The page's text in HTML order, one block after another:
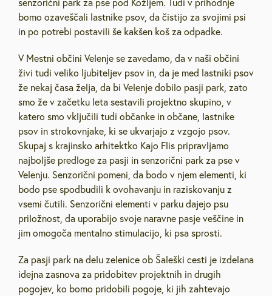
senzorični park za pse pod Kožljem. Tudi v prihodnje
bomo ozaveščali lastnike psov, da čistijo za svojimi psi
in po potrebi postavili še kakšen koš za odpadke.
V Mestni občini Velenje se zavedamo, da v naši občini
živi tudi veliko ljubiteljev psov in, da je med lastniki psov
že nekaj časa želja, da bi Velenje dobilo pasji park, zato
smo že v začetku leta sestavili projektno skupino, v
katero smo vključili tudi občanke in občane, lastnike
psov in strokovnjake, ki se ukvarjajo z vzgojo psov.
Skupaj s krajinsko arhitektko Kajo Flis pripravljamo
najboljše predloge za pasji in senzorični park za pse v
Velenju. Senzorični pomeni, da bodo v njem elementi, ki
bodo pse spodbudili k ovohavanju in raziskovanju z
vsemi čutili. Senzorični elementi v parku dajejo psu
priložnost, da uporabijo svoje naravne pasje veščine in
jim omogoča mentalno stimulacijo, ki psa sprosti.
Za pasji park na delu zelenice ob Šaleški cesti je izdelana
idejna zasnova za pridobitev projektnih in drugih
pogojev, ko bomo pridobili pogoje, ki jih zahtevajo